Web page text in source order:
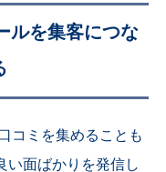
ルを集客につな
コミを集めることも
い面ばかりを発信し